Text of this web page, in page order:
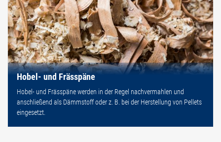
Hobel- und Frässpäne
Hobel- und Frässpäne werden in der Regel nachvermahlen und
anschließend als Dämmstoff oder z. B. bei der Herstellung von Pellets
eingesetzt.